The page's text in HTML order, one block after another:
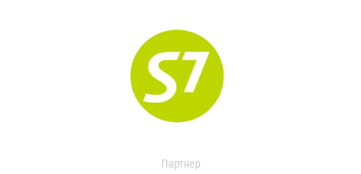
Партнер